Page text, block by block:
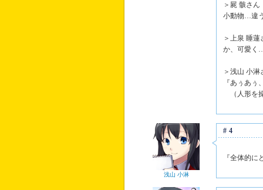
＞屍 骸さん
小動物…違
＞上泉 睡蓮
か、可愛
＞浅山 小淋
『あぅあ
（人形を
浅山 小淋
#4
『全体的